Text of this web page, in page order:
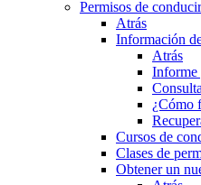
Permisos de conducir
Atrás
Información
Atrás
Informe
¿Cómo
Cursos de
Clases de
Obtener un